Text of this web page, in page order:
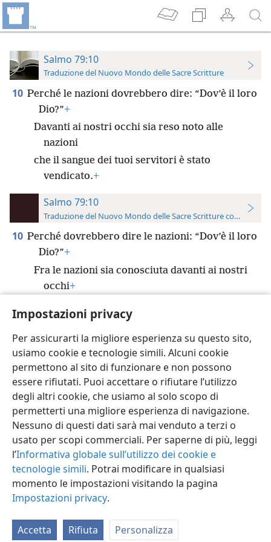
Impostazioni privacy
Per assicurarti la migliore esperienza su questo sito,
usiamo cookie e tecnologie simili. Alcuni cookie
permettono al sito di funzionare e non possono
essere rifiutati. Puoi accettare o rifiutare l’utilizzo
degli altri cookie, che usiamo al solo scopo di
permetterti una migliore esperienza di navigazione.
Nessuno di questi dati sarà mai venduto a terzi o
usato per scopi commerciali. Per saperne di più, leggi
l’Informativa globale sull’utilizzo dei cookie e
tecnologie simili. Potrai modificare in qualsiasi
momento le impostazioni visitando la pagina
Impostazioni privacy.
Accetta Rifiuta Personalizza
Salmo 79:10
Traduzione del Nuovo Mondo delle Sacre Scritture
10 Perché le nazioni dovrebbero dire: “Dov’è il loro
Dio?”+
Davanti ai nostri occhi sia reso noto alle
nazioni
che il sangue dei tuoi servitori è stato
vendicato.+
Salmo 79:10
Traduzione del Nuovo Mondo delle Sacre Scritture con
10 Perché dovrebbero dire le nazioni: “Dov’è il loro
Dio?”+
Fra le nazioni sia conosciuta davanti ai nostri
occhi+
stato versato.+
Italiano Impostazioni
Copyright© 2026 Watch Tower Bible and Tract Society of Pennsylvania
Condizioni d’uso Informativa sulla privacy
Impostazioni privacy
Accedi